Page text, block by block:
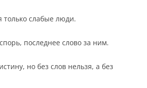
только слабые люди.
последнее слово за ним.
но без слов нельзя, а без